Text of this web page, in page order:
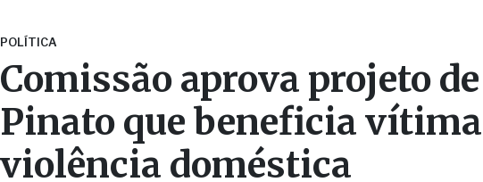
Comissão aprova projeto de
Pinato que beneficia
violência doméstica
Transporte gratuito para vítimas é aprovado na
Defesa dos Direitos da Mulher